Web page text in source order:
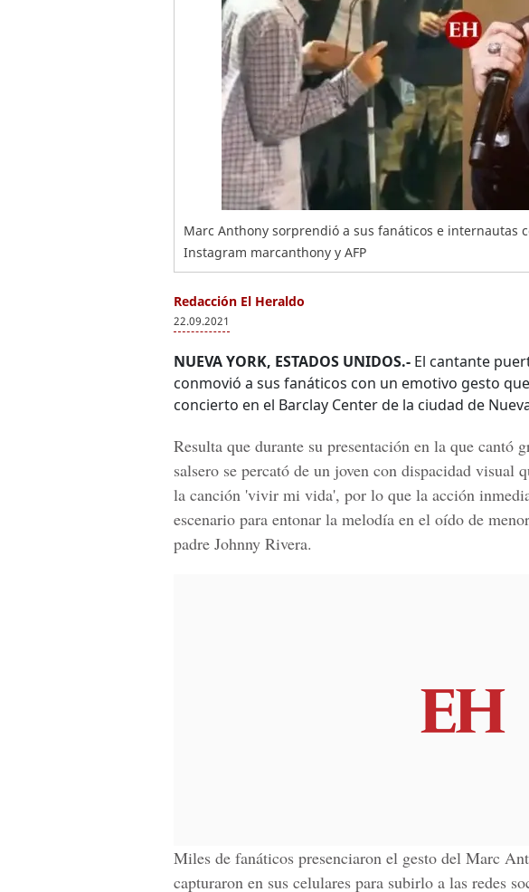
Marc Anthony sorprendió a sus fanáticos e internautas
Instagram marcanthony y AFP
Redacción El Heraldo
22.09.2021
NUEVA YORK, ESTADOS UNIDOS.- El cantante
conmovió a sus fanáticos con un emotivo gesto
concierto en el Barclay Center de la ciudad de
Resulta que durante su presentación en la que cantó
salsero se percató de un joven con dispacidad visual
la canción 'vivir mi vida', por lo que la acción
escenario para entonar la melodía en el oído de
padre Johnny Rivera.
Miles de fanáticos presenciaron el gesto del Marc
capturaron en sus celulares para subirlo a las redes